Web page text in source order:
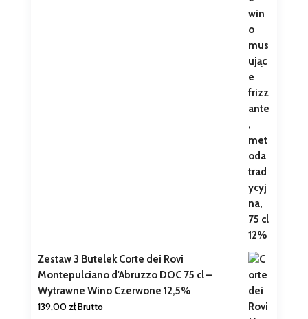
Zestaw 3 Butelek Corte dei Rovi
Montepulciano d'Abruzzo DOC 75 cl –
Wytrawne Wino Czerwone 12,5%
139,00 złBrutto